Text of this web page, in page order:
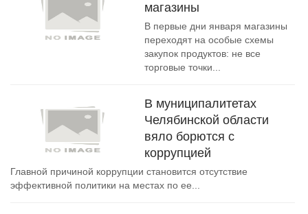
магазины
В первые дни января магазины
переходят на особые схемы
закупок продуктов: не все
торговые точки...
В муниципалитетах
Челябинской области
вяло борются с
коррупцией
Главной причиной коррупции становится отсутствие
эффективной политики на местах по ее...